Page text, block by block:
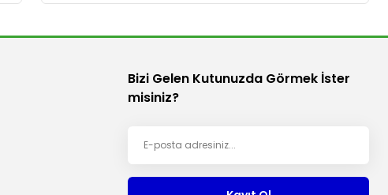
Bizi Gelen Kutunuzda Görmek İster
misiniz?